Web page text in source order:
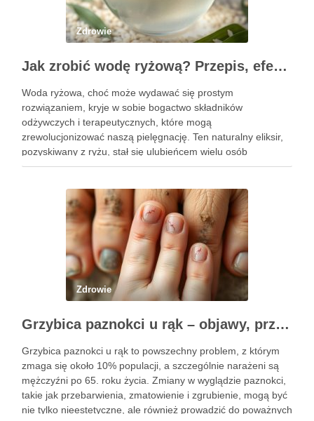
Zdrowie
Jak zrobić wodę ryżową? Przepis, efekty i zastosowanie w pielęgnacji
Woda ryżowa, choć może wydawać się prostym
rozwiązaniem, kryje w sobie bogactwo składników
odżywczych i terapeutycznych, które mogą
zrewolucjonizować naszą pielęgnację. Ten naturalny eliksir,
pozyskiwany z ryżu, stał się ulubieńcem wielu osób
dbających o zdrowie włosów oraz kondycję skóry. Dzięki
dostępna dla …
Zdrowie
Grzybica paznokci u rąk – objawy, przyczyny i skuteczne leczenie
Grzybica paznokci u rąk to powszechny problem, z którym
zmaga się około 10% populacji, a szczególnie narażeni są
mężczyźni po 65. roku życia. Zmiany w wyglądzie paznokci,
takie jak przebarwienia, zmatowienie i zgrubienie, mogą być
nie tylko nieestetyczne, ale również prowadzić do poważnych